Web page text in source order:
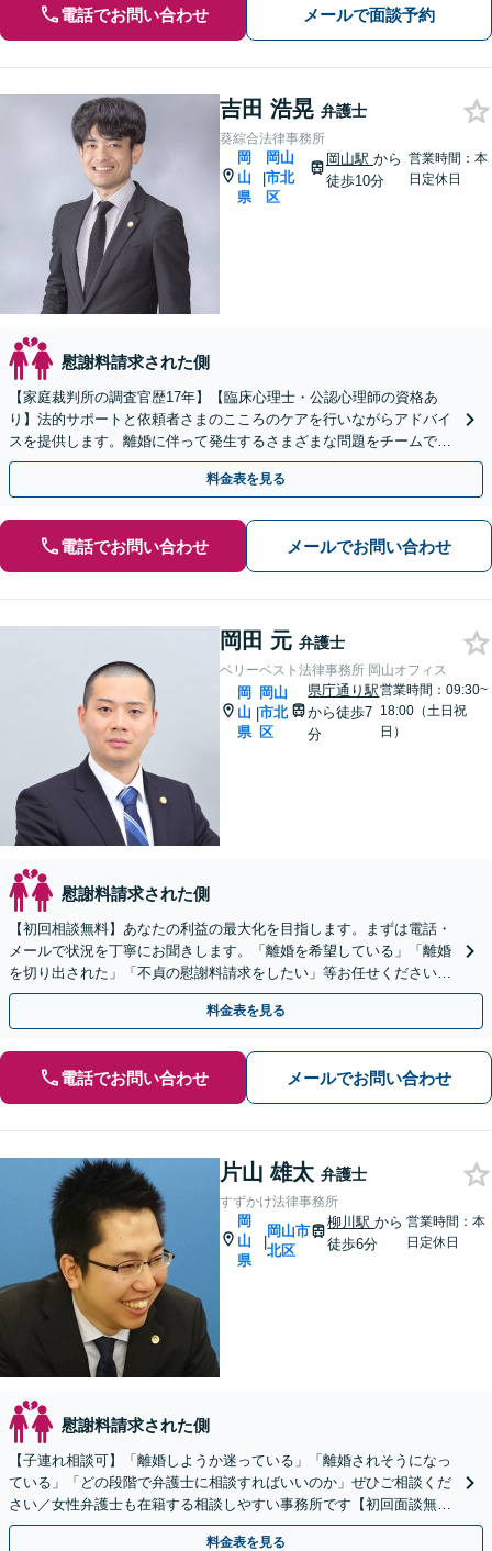
電話でお問い合わせ メールで面談予約
吉田 浩晃 弁護士
葵綜合法律事務所
岡
山
県
|
岡山
市北
区
岡山駅 から
徒歩10分
営業時間：本
日定休日
慰謝料請求された側
【家庭裁判所の調査官歴17年】【臨床心理士・公認心理師の資格あ
り】法的サポートと依頼者さまのこころのケアを行いながらアドバイ
スを提供します。離婚に伴って発生するさまざまな問題をチームで連
携して一貫サポート【子連れ相談可】
料金表を見る
電話でお問い合わせ メールでお問い合わせ
岡田 元 弁護士
ベリーベスト法律事務所 岡山オフィス
岡
山
県
|
岡山
市北
区
県庁通り駅
から徒歩7
分
営業時間：09:30~
18:00（土日祝
日）
慰謝料請求された側
【初回相談無料】あなたの利益の最大化を目指します。まずは電話・
メールで状況を丁寧にお聞きします。「離婚を希望している」「離婚
を切り出された」「不貞の慰謝料請求をしたい」等お任せください。
【リーズナブルな料金設定】
料金表を見る
電話でお問い合わせ メールでお問い合わせ
片山 雄太 弁護士
すずかけ法律事務所
岡
山
県
|
岡山市
北区
柳川駅から
徒歩6分
営業時間：本
日定休日
慰謝料請求された側
【子連れ相談可】「離婚しようか迷っている」「離婚されそうになっ
ている」「どの段階で弁護士に相談すればいいのか」ぜひご相談くだ
さい／女性弁護士も在籍する相談しやすい事務所です【初回面談無
料】【夜間土日面談可（要予約）】【法テラス可】
料金表を見る